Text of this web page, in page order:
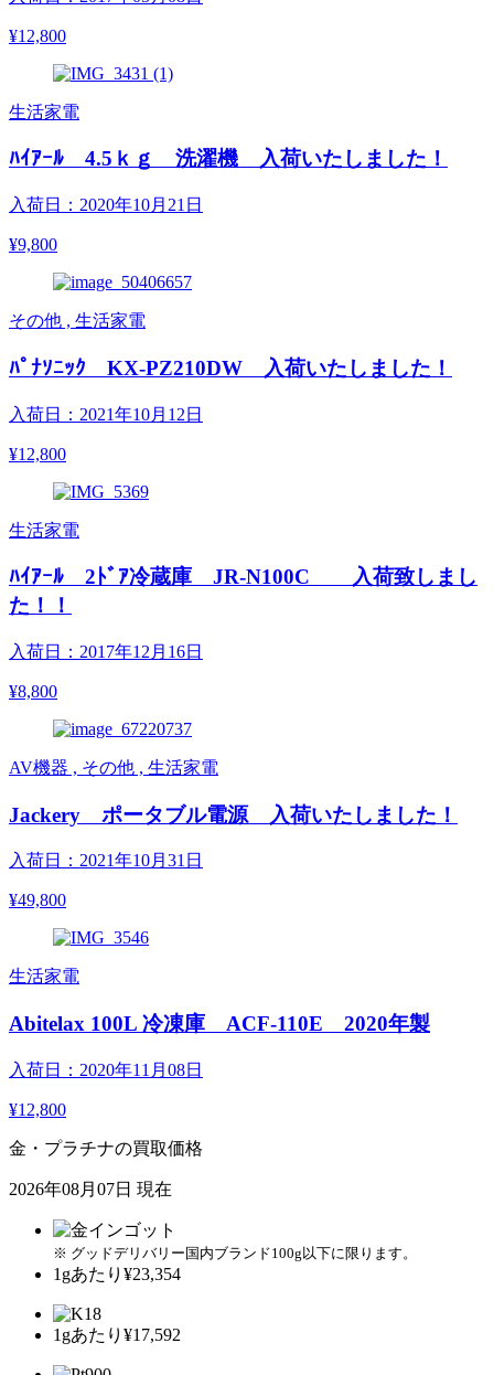
¥12,800
生活家電
ﾊｲｱｰﾙ 4.5ｋｇ 洗濯機 入荷いたしました！
入荷日：2020年10月21日
¥9,800
その他 , 生活家電
ﾊﾟﾅｿﾆｯｸ KX-PZ210DW 入荷いたしました！
入荷日：2021年10月12日
¥12,800
生活家電
ﾊｲｱｰﾙ 2ﾄﾞｱ冷蔵庫 JR-N100C 入荷致しまし
た！！
入荷日：2017年12月16日
¥8,800
AV機器 , その他 , 生活家電
Jackery ポータブル電源 入荷いたしました！
入荷日：2021年10月31日
¥49,800
生活家電
Abitelax 100L 冷凍庫 ACF-110E 2020年製
入荷日：2020年11月08日
¥12,800
金・プラチナの買取価格
2026年08月07日 現在
※ グッドデリバリー国内ブランド100g以下に限ります。
1gあたり ¥23,354
1gあたり ¥17,592